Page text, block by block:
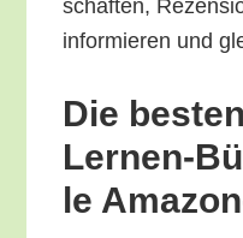
schaf­ten,
infor­mie­ren und
Die
Ler­nen-
le